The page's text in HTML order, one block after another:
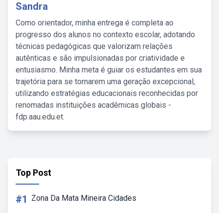
Sandra
Como orientador, minha entrega é completa ao
progresso dos alunos no contexto escolar, adotando
técnicas pedagógicas que valorizam relações
autênticas e são impulsionadas por criatividade e
entusiasmo. Minha meta é guiar os estudantes em sua
trajetória para se tornarem uma geração excepcional,
utilizando estratégias educacionais reconhecidas por
renomadas instituições acadêmicas globais -
fdp.aau.edu.et.
Top Post
#1 Zona Da Mata Mineira Cidades